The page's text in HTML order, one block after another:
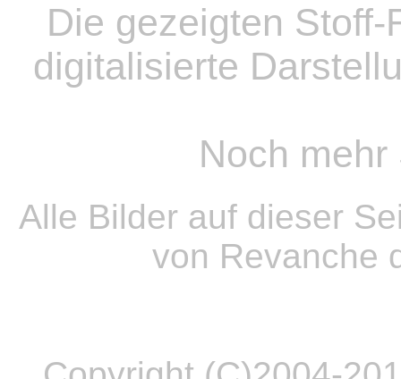
Die gezeigten
digitalisierte
Noch
Alle Bilder auf dieser
von Revanche